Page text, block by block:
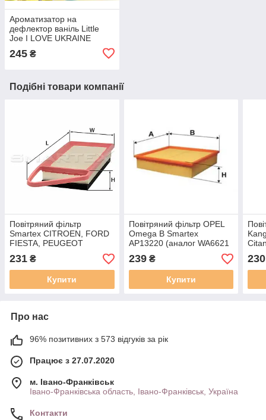
Ароматизатор на
дефлектор ваніль Little
Joe I LOVE UKRAINE
245 ₴
Подібні товари компанії
Повітряний фільтр
Smartex CITROEN, FORD
FIESTA, PEUGEOT
AP13101 (аналог WA6738
/ LX1282 / C3087/2 )
231 ₴
Купити
Повітряний фільтр OPEL
Omega B Smartex
AP13220 (аналог WA6621
/ LX946 / C27181 )
239₴
Купити
230
Про нас
96% позитивних з 573 відгуків за рік
Працює з 27.07.2020
м. Івано-Франківськ
Івано-Франківська область, Івано-Франківськ, Україна
Контакти